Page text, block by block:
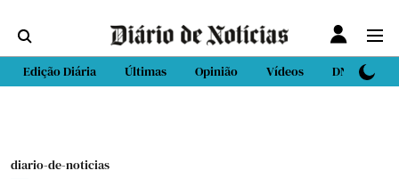
Edição Diária Últimas Opinião Vídeos DN Sport
diario-de-noticias